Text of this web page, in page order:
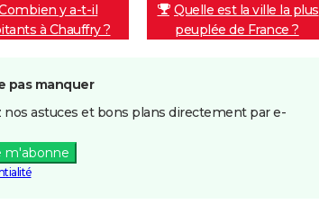
y a-t-il
à Chauffry ?
Quelle est la ville la plus
peuplée de France ?
pas manquer
nos astuces et bons plans directement par e-
m'abonne